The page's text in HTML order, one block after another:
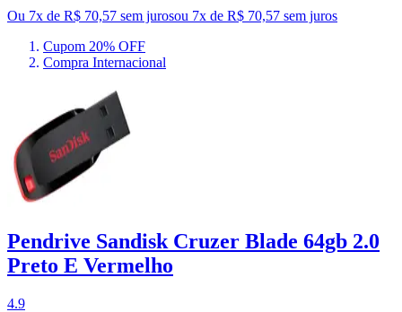
Ou 7x de R$ 70,57 sem jurosou 7x de R$ 70,57 sem juros
Cupom 20% OFF
Compra Internacional
Pendrive Sandisk Cruzer Blade 64gb 2.0
Preto E Vermelho
4.9